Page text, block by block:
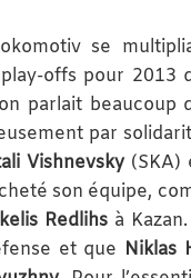
se
offs pour 2013
parlait beaucoup
par
Vishnevsky(SKA)
son équipe,
Redlihs à
et que Niklas